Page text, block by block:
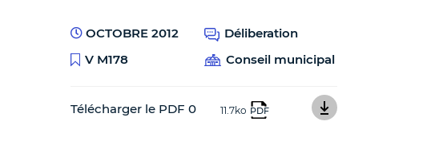
OCTOBRE 2012
Déliberation
V M178
Conseil municipal
Télécharger le PDF 0 11.7ko PDF